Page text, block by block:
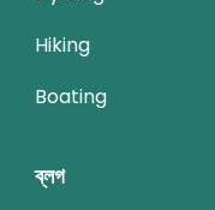
Hiking
Boating
ব্লগ